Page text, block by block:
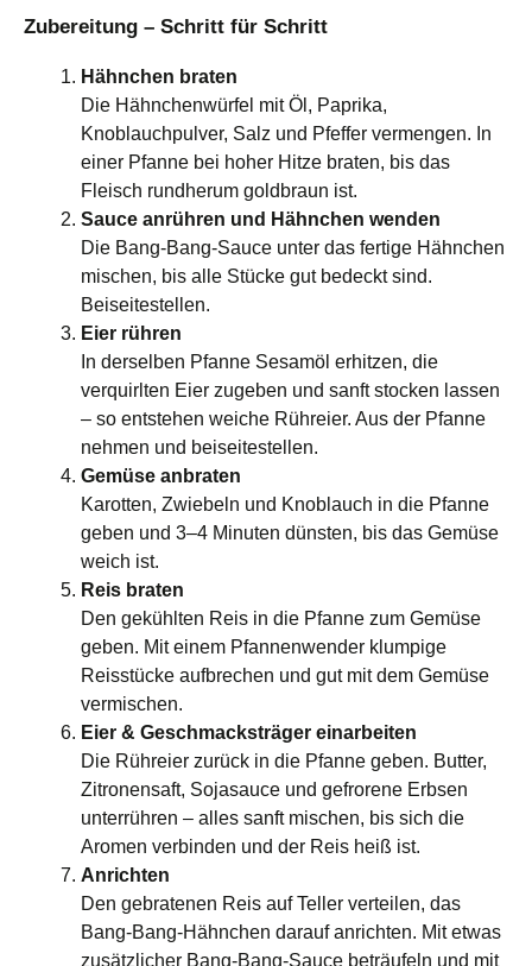
Zubereitung – Schritt für Schritt
Hähnchen braten
Die Hähnchenwürfel mit Öl, Paprika,
Knoblauchpulver, Salz und Pfeffer vermengen. In
einer Pfanne bei hoher Hitze braten, bis das
Fleisch rundherum goldbraun ist.
Sauce anrühren und Hähnchen wenden
Die Bang‑Bang‑Sauce unter das fertige Hähnchen
mischen, bis alle Stücke gut bedeckt sind.
Beiseitestellen.
Eier rühren
In derselben Pfanne Sesamöl erhitzen, die
verquirlten Eier zugeben und sanft stocken lassen
– so entstehen weiche Rühreier. Aus der Pfanne
nehmen und beiseitestellen.
Gemüse anbraten
Karotten, Zwiebeln und Knoblauch in die Pfanne
geben und 3–4 Minuten dünsten, bis das Gemüse
weich ist.
Reis braten
Den gekühlten Reis in die Pfanne zum Gemüse
geben. Mit einem Pfannenwender klumpige
Reisstücke aufbrechen und gut mit dem Gemüse
vermischen.
Eier & Geschmacksträger einarbeiten
Die Rühreier zurück in die Pfanne geben. Butter,
Zitronensaft, Sojasauce und gefrorene Erbsen
unterrühren – alles sanft mischen, bis sich die
Aromen verbinden und der Reis heiß ist.
Anrichten
Den gebratenen Reis auf Teller verteilen, das
Bang‑Bang‑Hähnchen darauf anrichten. Mit etwas
zusätzlicher Bang‑Bang‑Sauce beträufeln und mit